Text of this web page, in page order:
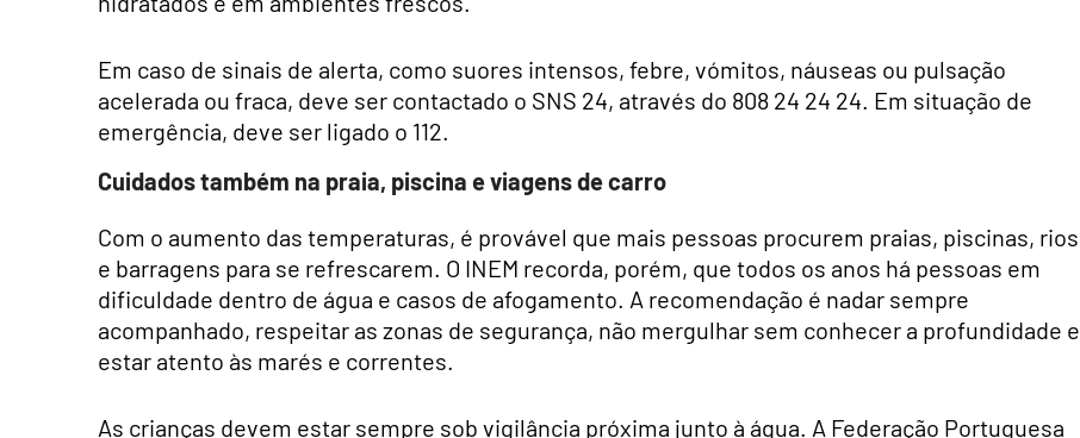
Em caso de sinais de alerta, como suores intensos, febre, vómitos, náuseas ou pulsação
acelerada ou fraca, deve ser contactado o SNS 24, através do 808 24 24 24. Em situação de
emergência, deve ser ligado o 112.
Cuidados também na praia, piscina e viagens de carro
Com o aumento das temperaturas, é provável que mais pessoas procurem praias, piscinas, rios
e barragens para se refrescarem. O INEM recorda, porém, que todos os anos há pessoas em
dificuldade dentro de água e casos de afogamento. A recomendação é nadar sempre
acompanhado, respeitar as zonas de segurança, não mergulhar sem conhecer a profundidade e
estar atento às marés e correntes.
As crianças devem estar sempre sob vigilância próxima junto à água. A Federação Portuguesa